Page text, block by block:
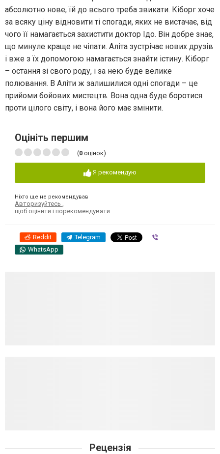
абсолютно нове, їй до всього треба звикати. Кіборг хоче
за всяку ціну відновити ті спогади, яких не вистачає, від
чого її намагається захистити доктор Ідо. Він добре знає,
що минуле краще не чіпати. Аліта зустрічає нових друзів
і вже з їх допомогою намагається знайти істину. Кіборг
– остання зі свого роду, і за нею буде велике
полювання. В Аліти ж залишилися одні спогади – це
прийоми бойових мистецтв. Вона одна буде боротися
проти цілого світу, і вона його має змінити.
Оцініть першим
(0 оцінок)
Я рекомендую
Ніхто ще не рекомендував
Авторизуйтесь
щоб оцінити і порекомендувати
Reddit Telegram
WhatsApp
Рецензія